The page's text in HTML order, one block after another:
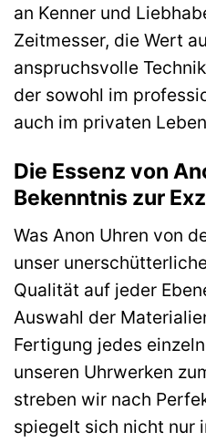
an Kenner und
Zeitmesser, die Wert
anspruchsvolle
der sowohl im
auch im privaten
Die Essenz von
Bekenntnis zur
Was Anon Uhren von
unser
Qualität auf jeder
Auswahl der
Fertigung jedes
unseren Uhrwerken
streben wir nach
spiegelt sich nicht nur